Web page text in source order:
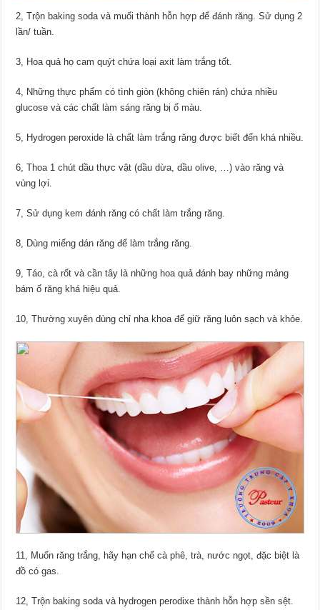
2, Trộn baking soda và muối thành hỗn hợp để đánh răng. Sử dụng 2
lần/ tuần.
3, Hoa quả họ cam quýt chứa loại axit làm trắng tốt.
4, Những thực phẩm có tình giòn (không chiên rán) chứa nhiều
glucose và các chất làm sáng răng bị ố màu.
5, Hydrogen peroxide là chất làm trắng răng được biết đến khá nhiều.
6, Thoa 1 chút dầu thực vật (dầu dừa, dầu olive, …) vào răng và
vùng lợi.
7, Sử dụng kem đánh răng có chất làm trắng răng.
8, Dùng miếng dán răng để làm trắng răng.
9, Táo, cà rốt và cần tây là những hoa quả đánh bay những mảng
bám ố răng khá hiệu quả.
10, Thường xuyên dùng chỉ nha khoa để giữ răng luôn sạch và khỏe.
11, Muốn răng trắng, hãy hạn chế cà phê, trà, nước ngọt, đặc biệt là
đồ có gas.
12, Trộn baking soda và hydrogen perodixe thành hỗn hợp sền sệt.